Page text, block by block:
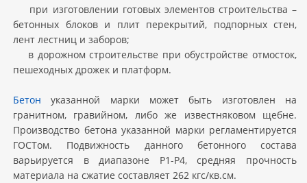
при изготовлении готовых элементов строительства –
бетонных блоков и плит перекрытий, подпорных стен,
лент лестниц и заборов;
в дорожном строительстве при обустройстве отмосток,
пешеходных дрожек и платформ.
Бетон указанной марки может быть изготовлен на
гранитном, гравийном, либо же известняковом щебне.
Производство бетона указанной марки регламентируется
ГОСТом. Подвижность данного бетонного состава
варьируется в диапазоне Р1-Р4, средняя прочность
материала на сжатие составляет 262 кгс/кв.см.